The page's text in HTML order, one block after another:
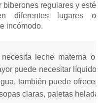
biberones regulares y esté
diferentes lugares o
incómodo.
leche materna o
puede necesitar líquidos
también puede
claras, paletas